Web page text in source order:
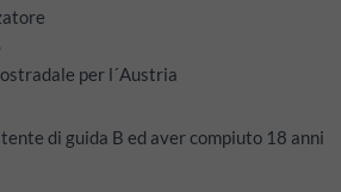
per l´Austria
di guida B ed aver compiuto 18 anni